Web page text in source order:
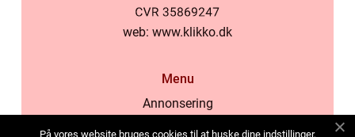
web: www.klikko.dk
Menu
Annonsering
På vores website bruges cookies til at huske dine indstillinger,